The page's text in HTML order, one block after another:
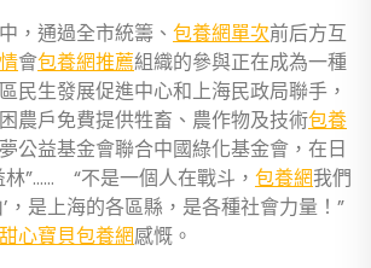
，通過全市統籌、 包養網單次前后方互
會包養網推薦組織的參與正在成為一種
民生發展促進中心和上海民政局聯手，
農戶免費提供牲畜、農作物及技術包養
公益基金會聯合中國綠化基金會，在日
林”…… “不是一個人在戰斗， 包養網我們
，是上海的各區縣，是各種社會力量！”
甜心寶貝包養網感慨。